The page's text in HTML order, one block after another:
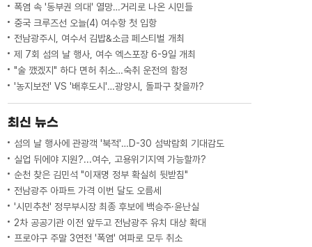
폭염 속 '동부권 의대' 열망…거리로 나온 시민들
중국 크루즈선 오늘(4) 여수항 첫 입항
전남광주시, 여수서 김밥&소금 페스티벌 개최
제 7회 섬의 날 행사, 여수 엑스포장 6-9일 개최
"술 깼겠지" 하다 면허 취소…숙취 운전의 함정
'농지보전' VS '배후도시'…광양시, 돌파구 찾을까?
최신 뉴스
섬의 날 행사에 관광객 '북적'…D-30 섬박람회 기대감도
실업 뒤에야 지원?...여수, 고용위기지역 가능할까?
순천 찾은 김민석 "이재명 정부 확실히 뒷받침"
전남광주 아파트 가격 이번 달도 오름세
'시민추천' 정무부시장 최종 후보에 백승주·윤난실
2차 공공기관 이전 앞두고 전남광주 유치 대상 확대
프로야구 주말 3연전 '폭염' 여파로 모두 취소